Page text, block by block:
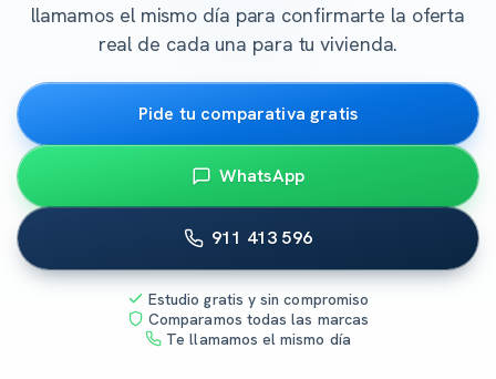
llamamos el mismo día para confirmarte la oferta
real de cada una para tu vivienda.
Pide tu comparativa gratis
WhatsApp
911 413 596
Estudio gratis y sin compromiso
Comparamos todas las marcas
Te llamamos el mismo día